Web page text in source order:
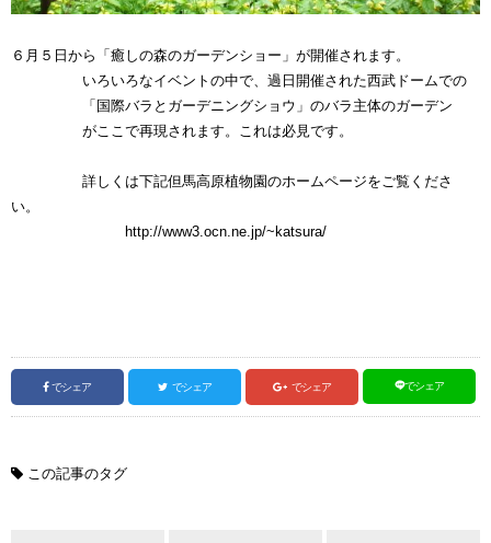
６月５日から「癒しの森のガーデンショー」が開催されます。
いろいろなイベントの中で、過日開催された西武ドームでの
「国際バラとガーデニングショウ」のバラ主体のガーデン
がここで再現されます。これは必見です。
詳しくは下記但馬高原植物園のホームページをご覧くださ
い。
http://www3.ocn.ne.jp/~katsura/
でシェア でシェア でシェア でシェア
この記事のタグ